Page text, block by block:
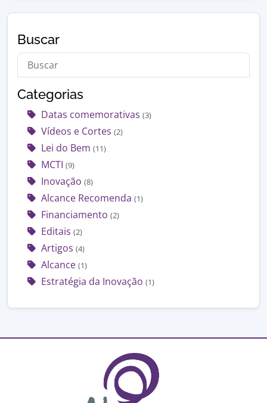
Buscar
Categorias
Datas comemorativas (3)
Vídeos e Cortes (2)
Lei do Bem (11)
MCTI (9)
Inovação (8)
Alcance Recomenda (1)
Financiamento (2)
Editais (2)
Artigos (4)
Alcance (1)
Estratégia da Inovação (1)